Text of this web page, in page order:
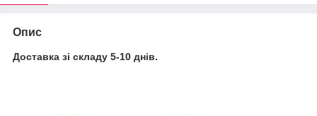
Опис
Доставка зі складу 5-10 днів.